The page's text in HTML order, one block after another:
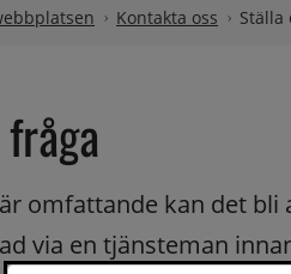
Kontakta oss Ställa
omfattande kan det
via en tjänsteman